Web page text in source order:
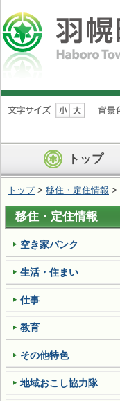
ナ
ビ
ン
を
ば
す
トップ
トップ> 移住・定住情報 >
移住・定住情報
空き家バンク
生活・住まい
仕事
教育
その他特色
地域おこし協力隊